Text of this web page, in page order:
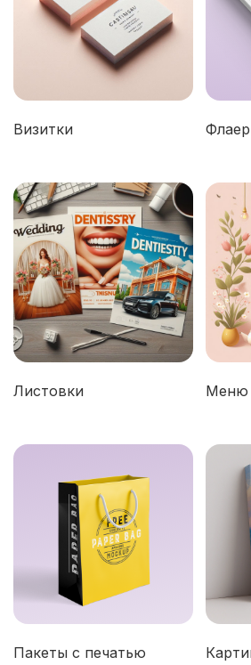
Визитки
Листовки Меню
Пакеты с печатью